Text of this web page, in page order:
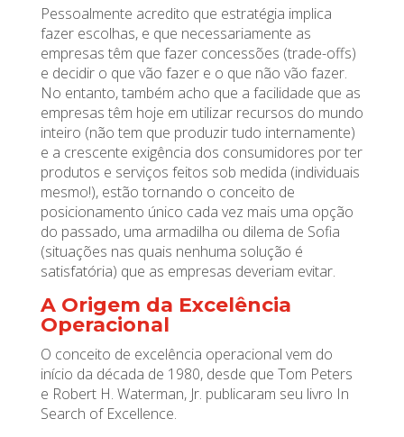
Pessoalmente acredito que estratégia implica
fazer escolhas, e que necessariamente as
empresas têm que fazer concessões (trade-offs)
e decidir o que vão fazer e o que não vão fazer.
No entanto, também acho que a facilidade que as
empresas têm hoje em utilizar recursos do mundo
inteiro (não tem que produzir tudo internamente)
e a crescente exigência dos consumidores por ter
produtos e serviços feitos sob medida (individuais
mesmo!), estão tornando o conceito de
posicionamento único cada vez mais uma opção
do passado, uma armadilha ou dilema de Sofia
(situações nas quais nenhuma solução é
satisfatória) que as empresas deveriam evitar.
A Origem da Excelência
Operacional
O conceito de excelência operacional vem do
início da década de 1980, desde que Tom Peters
e Robert H. Waterman, Jr. publicaram seu livro In
Search of Excellence.